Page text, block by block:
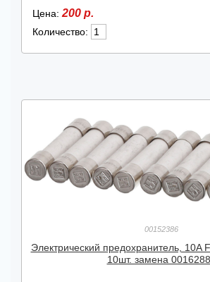
Цена: 200 р.
Количество:
00152386
Электрический предохранитель,
10шт. замена